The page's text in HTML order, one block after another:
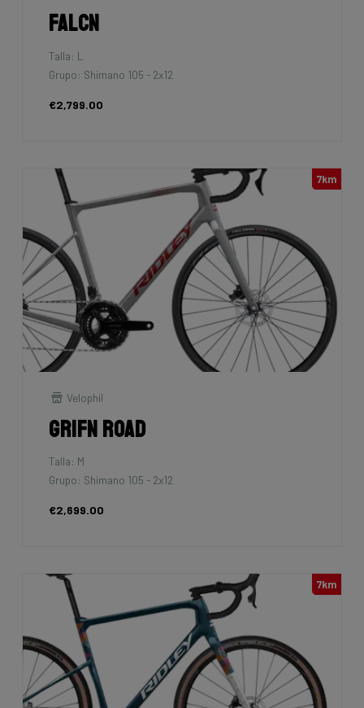
Falcn
Talla: L
Grupo: Shimano 105 - 2x12
€2,799.00
7km
Velophil
Grifn Road
Talla: M
Grupo: Shimano 105 - 2x12
€2,699.00
7km